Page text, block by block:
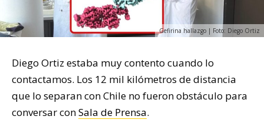
Gefirina hallazgo | Foto: Diego Ortiz
Diego Ortiz estaba muy contento cuando lo
contactamos. Los 12 mil kilómetros de distancia
que lo separan con Chile no fueron obstáculo para
conversar conSala de Prensa.